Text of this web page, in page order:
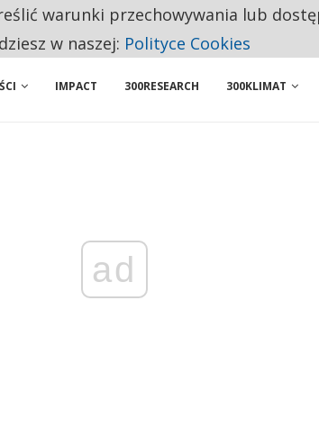
NIE ROZPOCZYNA PRACY
IMPACT 300RESEARCH 300KLIMAT
ad
warunki przechowywania lub
w naszej: Polityce Cookies